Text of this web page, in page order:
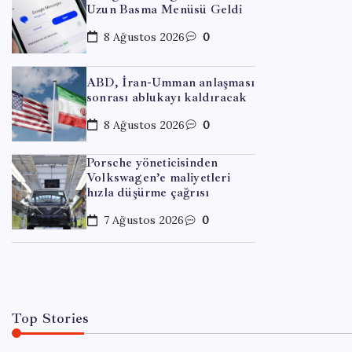
Uzun Basma Menüsü Geldi
8 Ağustos 2026 0
ABD, İran-Umman anlaşması
sonrası ablukayı kaldıracak
8 Ağustos 2026 0
Porsche yöneticisinden
Volkswagen’e maliyetleri
hızla düşürme çağrısı
7 Ağustos 2026 0
Top Stories